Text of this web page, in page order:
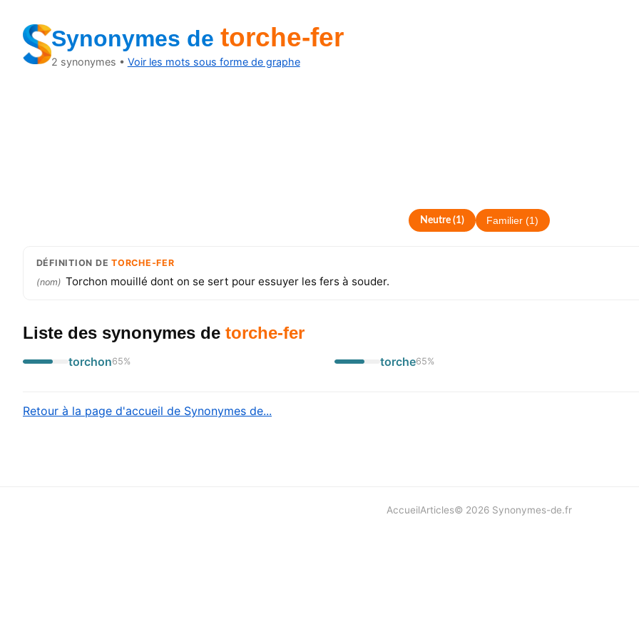
Synonymes de torche-fer
2 synonymes • Voir les mots sous forme de graphe
Neutre(1) Familier (1)
DÉFINITION DETORCHE-FER
(nom) Torchon mouillé dont on se sert pour essuyer les fers à souder.
Liste des synonymes de torche-fer
torchon65% torche65%
Retour à la page d'accueil de Synonymes de...
AccueilArticles© 2026 Synonymes-de.fr